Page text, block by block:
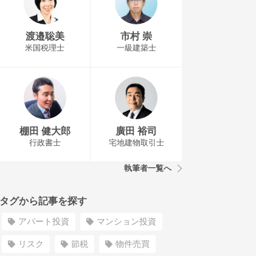
渡邉聡美
米国税理士
市村 崇
一級建築士
棚田 健大郎
行政書士
廣田 裕司
宅地建物取引士
執筆者一覧へ
タグから記事を探す
アパート投資 マンション投資
リスク 節税 物件売買